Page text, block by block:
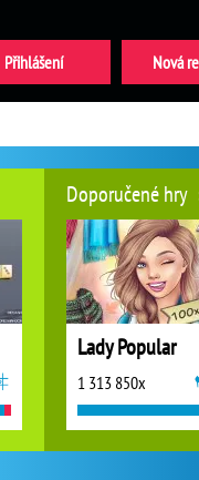
Doporučené hry
Lady Popular
1 313 850x
Nová
Přihlášení